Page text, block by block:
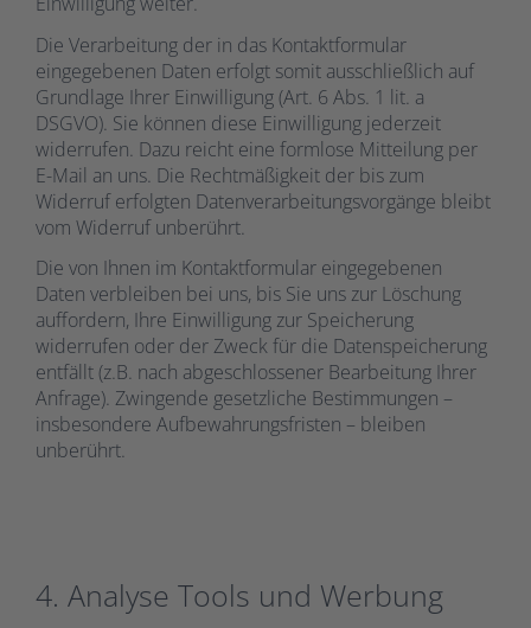
Die Verarbeitung der in das Kontaktformular
eingegebenen Daten erfolgt somit ausschließlich auf
Grundlage Ihrer Einwilligung (Art. 6 Abs. 1 lit. a
DSGVO). Sie können diese Einwilligung jederzeit
widerrufen. Dazu reicht eine formlose Mitteilung per
E-Mail an uns. Die Rechtmäßigkeit der bis zum
Widerruf erfolgten Datenverarbeitungsvorgänge bleibt
vom Widerruf unberührt.
Die von Ihnen im Kontaktformular eingegebenen
Daten verbleiben bei uns, bis Sie uns zur Löschung
auffordern, Ihre Einwilligung zur Speicherung
widerrufen oder der Zweck für die Datenspeicherung
entfällt (z.B. nach abgeschlossener Bearbeitung Ihrer
Anfrage). Zwingende gesetzliche Bestimmungen –
insbesondere Aufbewahrungsfristen – bleiben
unberührt.
4. Analyse Tools und Werbung